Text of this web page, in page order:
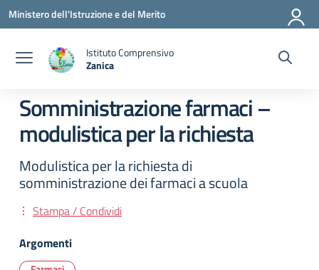
Vai ai contenuti
Vai al menu di navigazione
Vai al footer
Ministero dell'Istruzione e del Merito
Istituto Comprensivo
Zanica
Somministrazione farmaci –
modulistica per la richiesta
Modulistica per la richiesta di
somministrazione dei farmaci a scuola
Stampa / Condividi
Argomenti